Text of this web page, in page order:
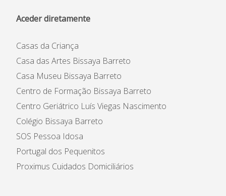
Aceder diretamente
Casas da Criança
Casa das Artes Bissaya Barreto
Casa Museu Bissaya Barreto
Centro de Formação Bissaya Barreto
Centro Geriátrico Luís Viegas Nascimento
Colégio Bissaya Barreto
SOS Pessoa Idosa
Portugal dos Pequenitos
Proximus Cuidados Domiciliários